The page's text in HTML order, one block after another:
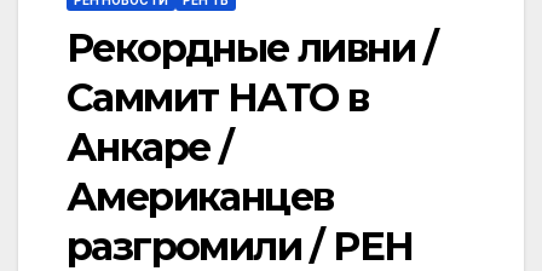
Рекордные ливни /
Саммит НАТО в
Анкаре /
Американцев
разгромили / РЕН